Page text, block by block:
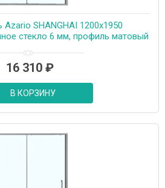
SHANGHAI 1200х1950
стекло 6 мм, профиль матовый
16 310 ₽
В КОРЗИНУ